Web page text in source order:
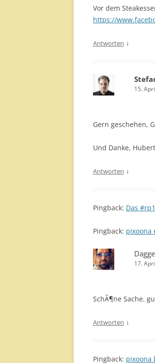
Vor dem
https://
Antworten ↓
15.
Gern geschehen,
Und Danke,
Antworten ↓
Pingback: Das
Pingback: pixoona
17.
SchÃ¶ne Sache.
Antworten ↓
Pingback: pixoona